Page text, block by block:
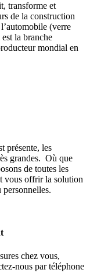
transforme et
de la construction
(verre
la branche
mondial en
présente, les
grandes. Où que
de toutes les
vous offrir la solution
chez vous,
nous par téléphone